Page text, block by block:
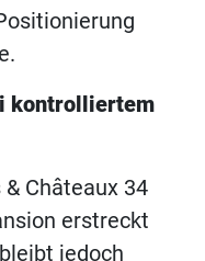
kontrolliertem
Châteaux 34
erstreckt
jedoch